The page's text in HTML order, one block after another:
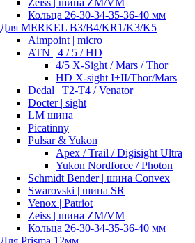
Zeiss | шина ZM/VM
Кольца 26-30-34-35-36-40 мм
Для MERKEL B3/B4/KR1/K3/K5
Aimpoint | micro
ATN | 4 / 5 / HD
4/5 X-Sight / Mars / Thor
HD X-sight I+II/Thor/Mars
Dedal | T2-T4 / Venator
Docter | sight
LM шина
Picatinny
Pulsar & Yukon
Apex / Trail / Digisight Ultra
Yukon Nordforce / Photon
Schmidt Bender | шина Convex
Swarovski | шина SR
Venox | Patriot
Zeiss | шина ZM/VM
Кольца 26-30-34-35-36-40 мм
Для Prisma 12мм